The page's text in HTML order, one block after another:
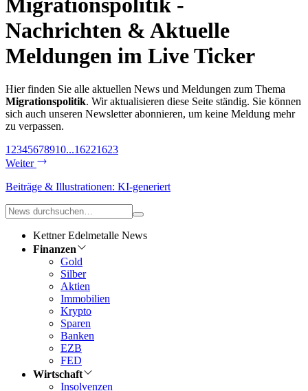
Nachrichten & Aktuelle
Meldungen im Live Ticker
Hier finden Sie alle aktuellen News und Meldungen zum Thema
Migrationspolitik. Wir aktualisieren diese Seite ständig. Sie können
sich auch unseren Newsletter abonnieren, um keine Meldung mehr
zu verpassen.
1 2345678910...16221623
Weiter
Beiträge & Illustrationen: KI-generiert
Kettner Edelmetalle News
Finanzen
Gold
Silber
Aktien
Immobilien
Krypto
Sparen
Banken
EZB
FED
Wirtschaft
Insolvenzen